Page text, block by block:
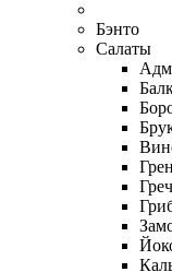
Бэнто
Салаты